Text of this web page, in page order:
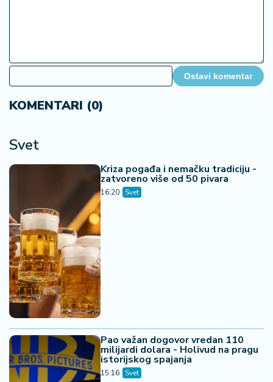
Ostavi komentar
KOMENTARI (0)
Svet
Kriza pogađa i nemačku tradiciju -
zatvoreno više od 50 pivara
16:20 Svet
Pao važan dogovor vredan 110
milijardi dolara - Holivud na pragu
istorijskog spajanja
15:16 Svet